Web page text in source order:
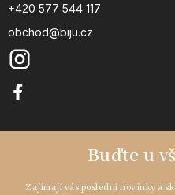
+420 577 544 117
obchod@biju.cz